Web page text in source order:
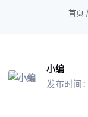
首页 /
小编
发布时间